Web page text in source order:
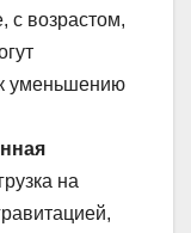
с возрастом,
уменьшению
на